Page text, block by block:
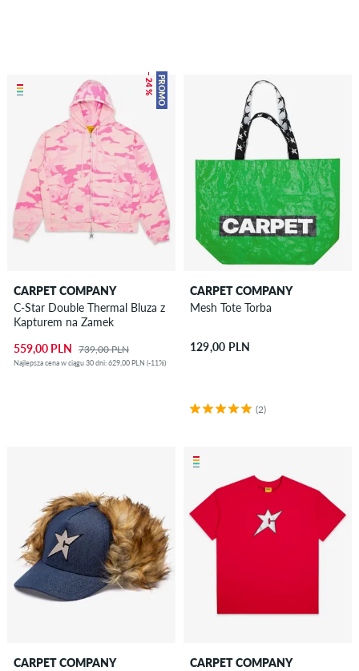
PROMO
– 24 %
CARPET COMPANY
C-Star Double Thermal Bluza z
Kapturem na Zamek
559,00 PLN 739,00 PLN
Najlepsza cena w ciągu 30 dni: 629,00 PLN (-11%)
CARPET COMPANY
Mesh Tote Torba
129,00 PLN
(2)
CARPET COMPANY CARPET COMPANY